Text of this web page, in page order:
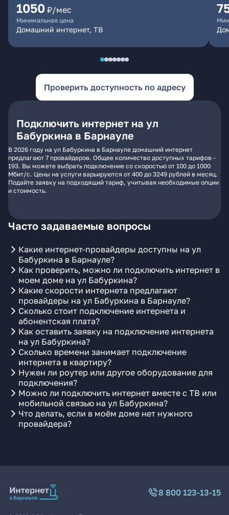
1050 ₽/мес
Минимальная цена
Домашний интернет, ТВ
Проверить доступность по адресу
Подключить интернет на ул
Бабуркина в Барнауле
В 2026 году на ул Бабуркина в Барнауле домашний интернет
предлагают 7 провайдеров. Общее количество доступных тарифов -
193. Вы можете выбрать подключение со скоростью от 100 до 1000
Мбит/с. Цены на услуги варьируются от 400 до 3249 рублей в месяц.
Подайте заявку на подходящий тариф, учитывая необходимые опции
и стоимость.
Часто задаваемые вопросы
Какие интернет-провайдеры доступны на ул
Бабуркина в Барнауле?
Как проверить, можно ли подключить интернет в
моем доме на ул Бабуркина?
Какие скорости интернета предлагают
провайдеры на ул Бабуркина в Барнауле?
Сколько стоит подключение интернета и
абонентская плата?
Как оставить заявку на подключение интернета
на ул Бабуркина?
Сколько времени занимает подключение
интернета в квартиру?
Нужен ли роутер или другое оборудование для
подключения?
Можно ли подключить интернет вместе с ТВ или
мобильной связью на ул Бабуркина?
Что делать, если в моём доме нет нужного
провайдера?
8 800 123-13-15